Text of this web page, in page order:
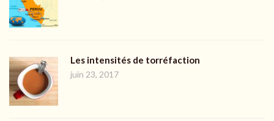
Les intensités de torréfaction
juin 23, 2017